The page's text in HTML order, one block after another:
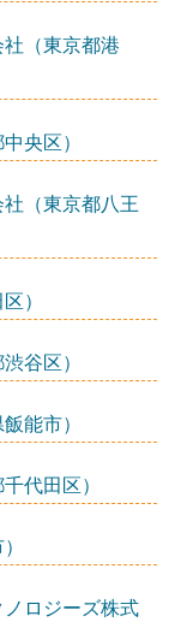
（東京都港
央区）
（東京都八王
）
谷区）
能市）
代田区）
ロジーズ株式